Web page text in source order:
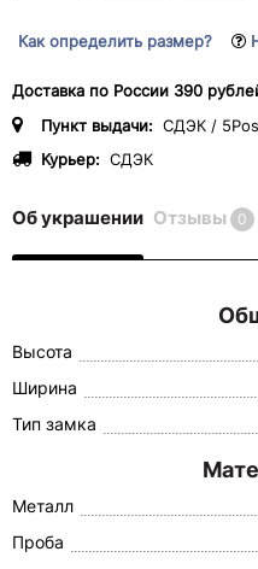
Как определить размер?
Доставка по России 390
Пункт выдачи: СДЭК /
Курьер: СДЭК
Об украшении Отзывы 0
Высота
Ширина
Тип замка
Металл
Проба